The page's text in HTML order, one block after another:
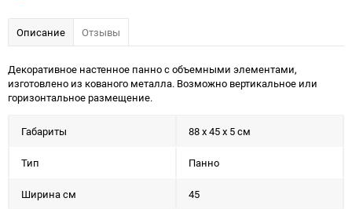
Описание Отзывы
Декоративное настенное панно с объемными элементами,
изготовлено из кованого металла. Возможно вертикальное или
горизонтальное размещение.
Габариты 88 x 45 x 5 см
Тип Панно
Ширина см 45